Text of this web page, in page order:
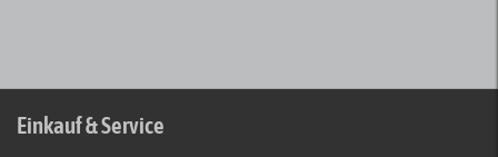
Einkauf & Service